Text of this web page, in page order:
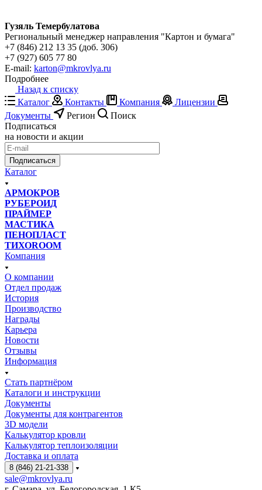
Гузяль Темербулатова
Региональный менеджер направления "Картон и бумага"
+7 (846) 212 13 35 (доб. 306)
+7 (927) 605 77 80
E-mail: karton@mkrovlya.ru
Подробнее
Назад к списку
Каталог
Контакты Компания
Лицензии
Документы
Регион
Поиск
Подписаться
на новости и акции
Подписаться
Каталог
АРМОКРОВ
РУБЕРОИД
ПРАЙМЕР
МАСТИКА
ПЕНОПЛАСТ
ТИХОROOM
Компания
О компании
Отдел продаж
История
Производство
Награды
Карьера
Новости
Отзывы
Информация
Стать партнёром
Каталоги и инструкции
Документы
Документы для контрагентов
3D модели
Калькулятор кровли
Калькулятор теплоизоляции
Доставка и оплата
8 (846) 21-21-338
sale@mkrovlya.ru